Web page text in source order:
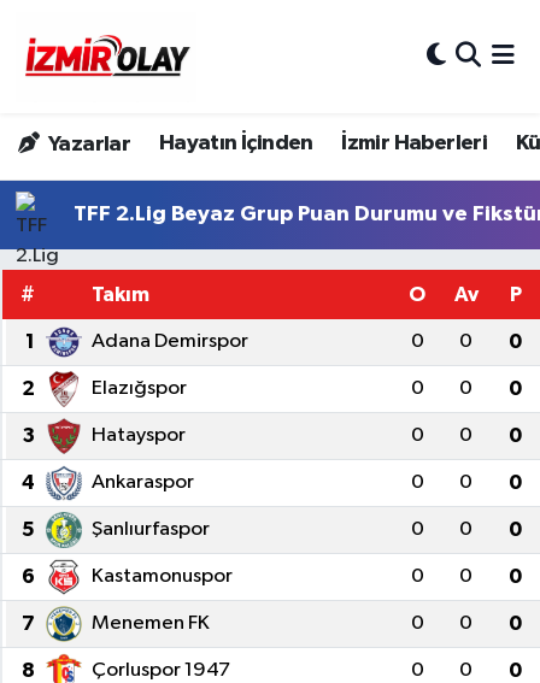
Yazarlar Hayatın İçinden İzmir Haberleri
TFF 2.Lig Beyaz Grup Puan Durumu ve
# Takım O Av P
1 Adana Demirspor 0 0 0
2 Elazığspor 0 0 0
3 Hatayspor 0 0 0
4 Ankaraspor 0 0 0
5 Şanlıurfaspor 0 0 0
6 Kastamonuspor 0 0 0
7 Menemen FK 0 0 0
8 Çorluspor 1947 0 0 0
Konak Trafik Yoğunluk Haritası
Süper Lig Puan Durumu ve Fikstür
Tüm Manşetler
Son Dakika Haberleri
Haber Arşivi